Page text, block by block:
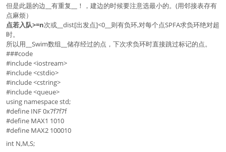
但是此题的边__有重复__！，建边的时候要注意选最小的。(用邻接表存有
点麻烦）
点若入队>=n次或__dist[出发点]<0__则有负环,对每个点SPFA求负环绝对超
时。
所以用__Swim数组__储存经过的点，下次求负环时直接跳过标记的点。
###code
#include <iostream>
#include <cstdio>
#include <cstring>
#include <queue>
using namespace std;
#define INF 0x7f7f7f
#define MAX1 1010
#define MAX2 100010
int N,M,S;